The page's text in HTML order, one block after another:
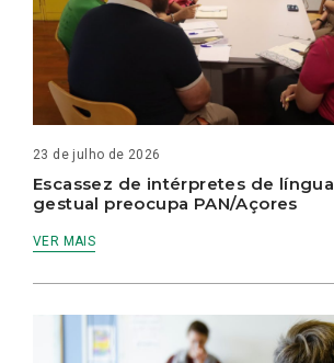
23 de julho de 2026
Escassez de intérpretes de língua
gestual preocupa PAN/Açores
VER MAIS